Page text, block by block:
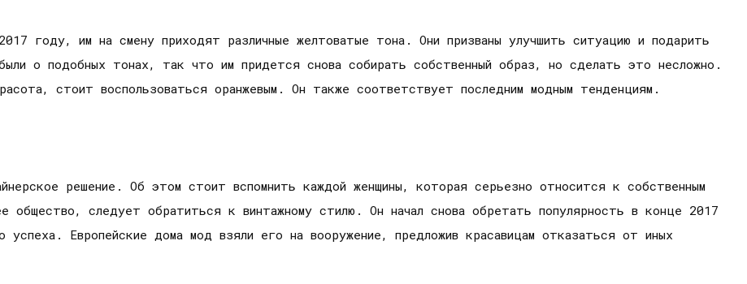
году, им на смену приходят различные желтоватые тона. Они призваны улучшить ситуацию и подарить
о подобных тонах, так что им придется снова собирать собственный образ, но сделать это несложно.
стоит воспользоваться оранжевым. Он также соответствует последним модным тенденциям.
решение. Об этом стоит вспомнить каждой женщины, которая серьезно относится к собственным
общество, следует обратиться к винтажному стилю. Он начал снова обретать популярность в конце 2017
Европейские дома мод взяли его на вооружение, предложив красавицам отказаться от иных